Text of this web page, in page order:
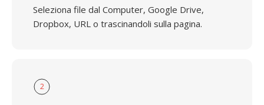
Seleziona file dal Computer, Google Drive,
Dropbox, URL o trascinandoli sulla pagina.
2